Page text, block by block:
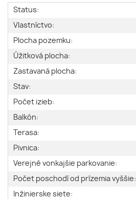
Status:
Vlastníctvo:
Plocha pozemku:
Úžitková plocha:
Zastavaná plocha:
Stav:
Počet izieb:
Balkón:
Terasa:
Pivnica:
Verejné vonkajšie parkovanie:
Počet poschodí od prízemia vyššie:
Inžinierske siete: